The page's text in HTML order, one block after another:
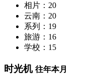
相片：20
云南：20
系列：19
旅游：16
学校：15
时光机 往年本月